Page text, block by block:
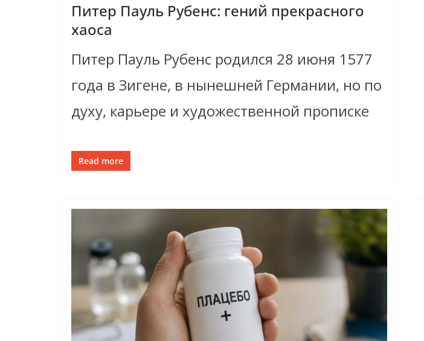
Питер Пауль Рубенс: гений прекрасного
хаоса
Питер Пауль Рубенс родился 28 июня 1577
года в Зигене, в нынешней Германии, но по
духу, карьере и художественной прописке
Read more